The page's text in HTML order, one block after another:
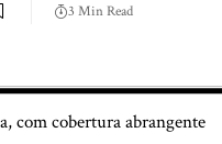
3 Min Read
com cobertura abrangente